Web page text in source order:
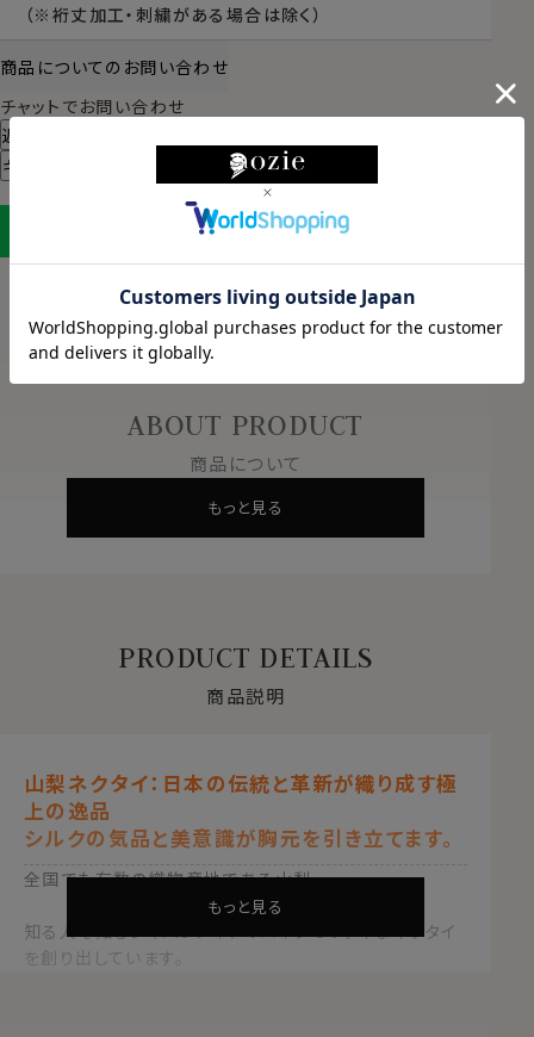
（※裄丈加工・刺繍がある場合は除く）
商品についてのお問い合わせ
チャットでお問い合わせ
返品・交換について
ギフトラッピングについて
LINEに保存する
ABOUT PRODUCT
商品について
もっと見る
PRODUCT DETAILS
商品説明
山梨ネクタイ：日本の伝統と革新が織り成す極
上の逸品
シルクの気品と美意識が胸元を引き立てます。
全国でも有数の織物産地である山梨。
知る人ぞ知るジャパンメイドのハイクオリティなネクタイ
を創り出しています。
もっと見る